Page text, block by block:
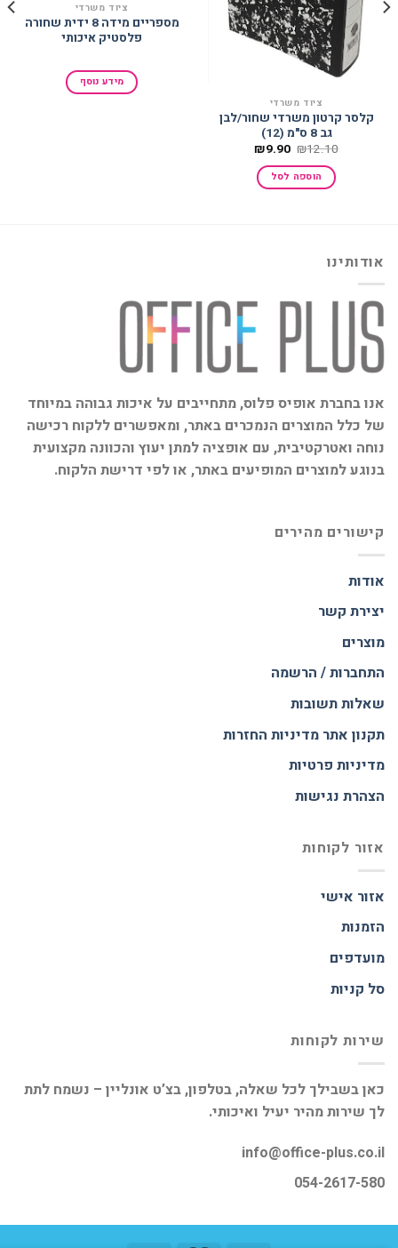
ציוד משרדי
קלסר קרטון משרדי שחור/לבן
גב 8 ס"מ (12)
₪12.10 המחיר
היה:
₪12.10.
₪9.90 המחיר
הוא:
₪9.90. הוספה לסל
ציוד משרדי
מספריים מידה 8 ידית שחורה
פלסטיק איכותי
מידע נוסף
אודותינו
אנו בחברת אופיס פלוס, מתחייבים על איכות גבוהה במיוחד
של כלל המוצרים הנמכרים באתר, ומאפשרים ללקוח רכישה
נוחה ואטרקטיבית, עם אופציה למתן יעוץ והכוונה מקצועית
בנוגע למוצרים המופיעים באתר, או לפי דרישת הלקוח.
קישורים מהירים
אודות
יצירת קשר
מוצרים
התחברות / הרשמה
שאלות תשובות
תקנון אתרמדיניות החזרות
מדיניות פרטיות
הצהרת נגישות
אזור לקוחות
אזור אישי
הזמנות
מועדפים
סל קניות
שירות לקוחות
כאן בשבילך לכל שאלה, בטלפון, בצ’ט אונליין – נשמח לתת
לך שירות מהיר יעיל ואיכותי.
info@office-plus.co.il
054-2617-580